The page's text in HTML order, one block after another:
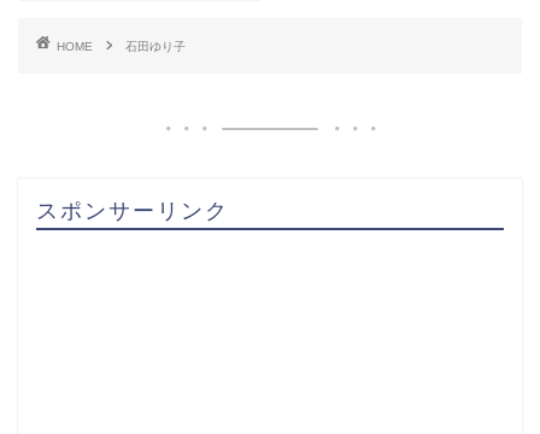
HOME 石田ゆり子
スポンサーリンク